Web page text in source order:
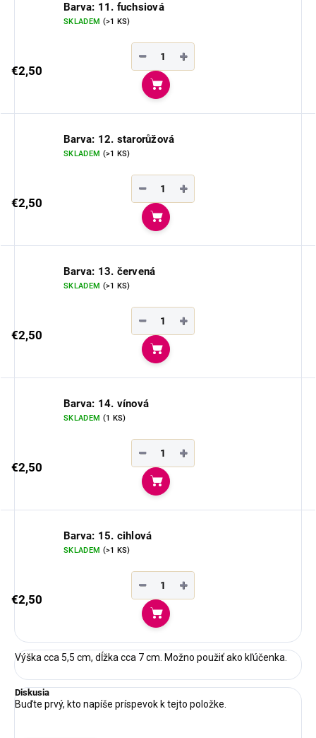
Barva: 11. fuchsiová
SKLADEM (>1 KS)
€2,50
+
−
Do košíka
Barva: 12. starorůžová
SKLADEM (>1 KS)
€2,50
+
−
Do košíka
Barva: 13. červená
SKLADEM (>1 KS)
€2,50
+
−
Do košíka
Barva: 14. vínová
SKLADEM (1 KS)
€2,50
+
−
Do košíka
Barva: 15. cihlová
SKLADEM (>1 KS)
€2,50
+
−
Do košíka
Výška cca 5,5 cm, dĺžka cca 7 cm. Možno použiť ako kľúčenka.
Diskusia
Buďte prvý, kto napíše príspevok k tejto položke.